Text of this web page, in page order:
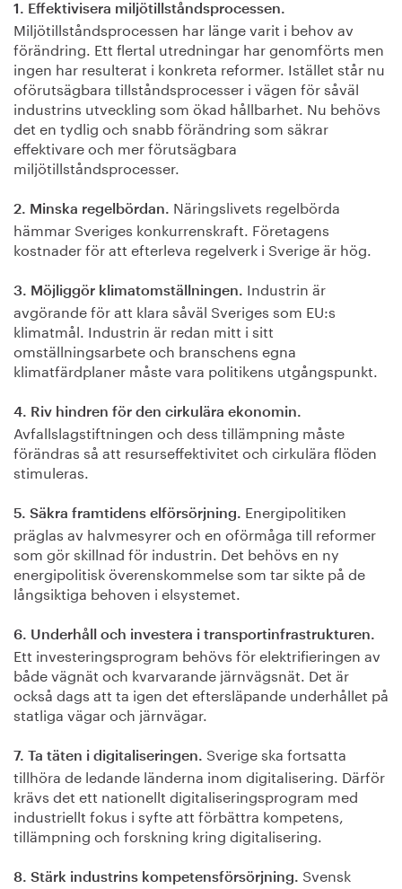
1. Effektivisera miljötillståndsprocessen.
Miljötillståndsprocessen har länge varit i behov av
förändring. Ett flertal utredningar har genomförts men
ingen har resulterat i konkreta reformer. Istället står nu
oförutsägbara tillståndsprocesser i vägen för såväl
industrins utveckling som ökad hållbarhet. Nu behövs
det en tydlig och snabb förändring som säkrar
effektivare och mer förutsägbara
miljötillståndsprocesser.
2. Minska regelbördan. Näringslivets regelbörda
hämmar Sveriges konkurrenskraft. Företagens
kostnader för att efterleva regelverk i Sverige är hög.
3. Möjliggör klimatomställningen. Industrin är
avgörande för att klara såväl Sveriges som EU:s
klimatmål. Industrin är redan mitt i sitt
omställningsarbete och branschens egna
klimatfärdplaner måste vara politikens utgångspunkt.
4. Riv hindren för den cirkulära ekonomin.
Avfallslagstiftningen och dess tillämpning måste
förändras så att resurseffektivitet och cirkulära flöden
stimuleras.
5. Säkra framtidens elförsörjning. Energipolitiken
präglas av halvmesyrer och en oförmåga till reformer
som gör skillnad för industrin. Det behövs en ny
energipolitisk överenskommelse som tar sikte på de
långsiktiga behoven i elsystemet.
6. Underhåll och investera i transportinfrastrukturen.
Ett investeringsprogram behövs för elektrifieringen av
både vägnät och kvarvarande järnvägsnät. Det är
också dags att ta igen det eftersläpande underhållet på
statliga vägar och järnvägar.
7. Ta täten i digitaliseringen. Sverige ska fortsatta
tillhöra de ledande länderna inom digitalisering. Därför
krävs det ett nationellt digitaliseringsprogram med
industriellt fokus i syfte att förbättra kompetens,
tillämpning och forskning kring digitalisering.
8. Stärk industrins kompetensförsörjning. Svensk